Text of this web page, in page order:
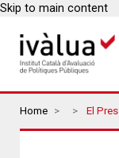
Skip to main content
Home El Pressupost Del Govern